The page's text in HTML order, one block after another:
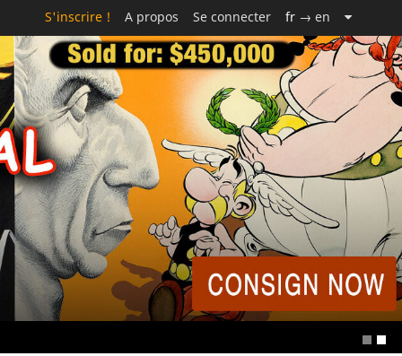
S'inscrire ! A propos Se connecter fr → en